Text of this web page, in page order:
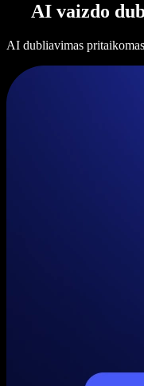
AI vaizdo
AI dubliavimas